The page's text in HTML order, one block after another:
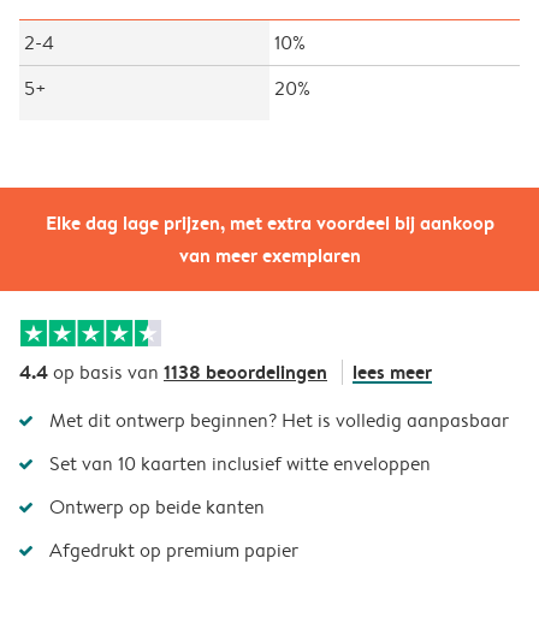
Elke dag lage prijzen, met extra voordeel bij aankoop
van meer exemplaren
2-4
10%
5+
20%
4.4op basis van 1138 beoordelingen lees meer
Met dit ontwerp beginnen? Het is volledig aanpasbaar
Set van 10 kaarten inclusief witte enveloppen
Ontwerp op beide kanten
Afgedrukt op premium papier